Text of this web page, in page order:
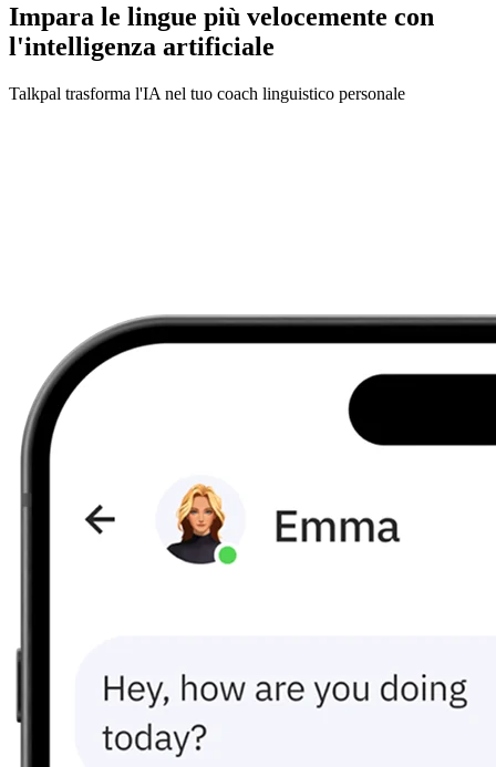
Impara le lingue più velocemente con
l'intelligenza artificiale
Talkpal trasforma l'IA nel tuo coach linguistico personale